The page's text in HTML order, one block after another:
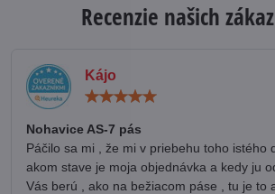
Recenzie našich
Kájo
Nohavice AS-7 pás
Páčilo sa mi , že mi v priebehu toho istého
akom stave je moja objednávka a kedy ju
Vás berú , ako na bežiacom páse , tu je to